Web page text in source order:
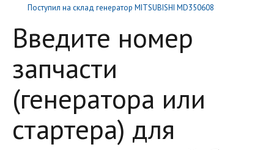
Поступил на склад генератор MITSUBISHI MD350608
Введите номер
запчасти
(генератора или
стартера) для